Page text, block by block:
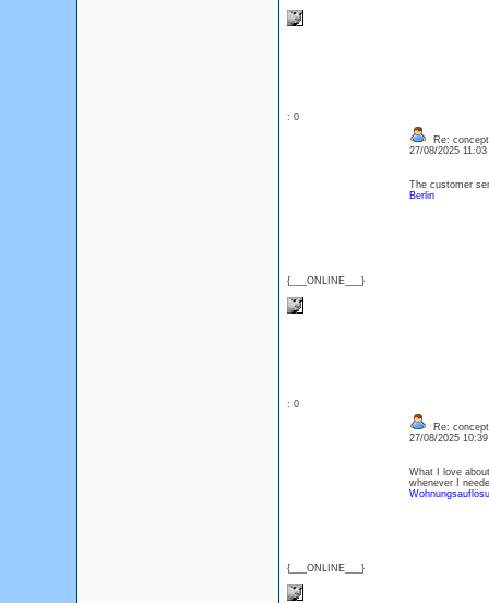
: 0
{___ONLINE___}
Re:
27/08/2025
The customer
Berlin
: 0
{___ONLINE___}
Re:
27/08/2025
What I love
whenever I